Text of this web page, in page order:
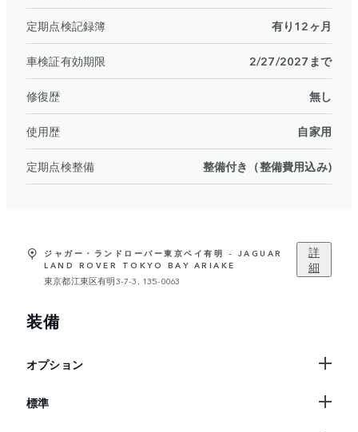
定期点検記録簿 有り12ヶ月
車検証有効期限 2/27/2027まで
修復歴 無し
使用歴 自家用
定期点検整備 整備付き（整備費用込み)
ジャガー・ランドローバー東京ベイ有明 - JAGUAR
LAND ROVER TOKYO BAY ARIAKE
東京都江東区有明3-7-3, 135-0063
詳
細
装備
オプション
標準